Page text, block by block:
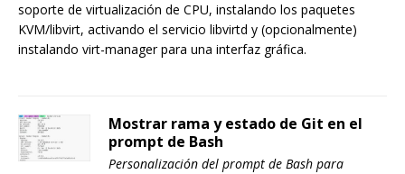
soporte de virtualización de CPU, instalando los paquetes
KVM/libvirt, activando el servicio libvirtd y (opcionalmente)
instalando virt-manager para una interfaz gráfica.
Mostrar rama y estado de Git en el
prompt de Bash
Personalización del prompt de Bash para